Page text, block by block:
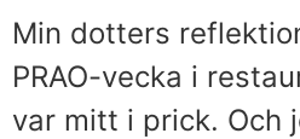
Min dotters
PRAO-vecka i
var mitt i prick. Och